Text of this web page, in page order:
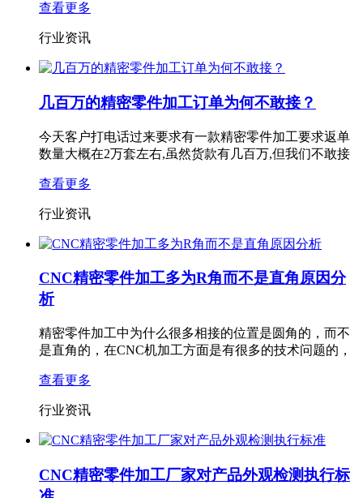
查看更多
行业资讯
几百万的精密零件加工订单为何不敢接？
今天客户打电话过来要求有一款精密零件加工要求返单
数量大概在2万套左右,虽然货款有几百万,但我们不敢接
查看更多
行业资讯
CNC精密零件加工多为R角而不是直角原因分
析
精密零件加工​中为什么很多相接的位置是圆角的，而不
是直角的，在CNC机加工方面是有很多的技术问题的，
查看更多
行业资讯
CNC精密零件加工厂家对产品外观检测执行标